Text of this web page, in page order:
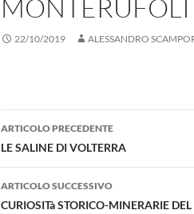
MONTERUFOLI
22/10/2019 ALESSANDRO
Navigazione
articolo
ARTICOLO PRECEDENTE
LE SALINE DI VOLTERRA
ARTICOLO SUCCESSIVO
CURIOSITà STORICO-MINERARIE